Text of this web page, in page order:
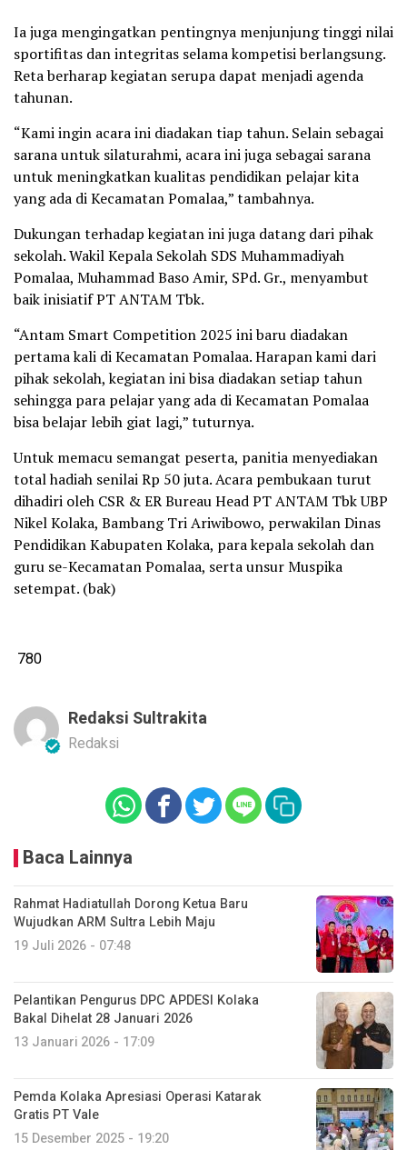
Ia juga mengingatkan pentingnya menjunjung tinggi nilai
sportifitas dan integritas selama kompetisi berlangsung.
Reta berharap kegiatan serupa dapat menjadi agenda
tahunan.
“Kami ingin acara ini diadakan tiap tahun. Selain sebagai
sarana untuk silaturahmi, acara ini juga sebagai sarana
untuk meningkatkan kualitas pendidikan pelajar kita
yang ada di Kecamatan Pomalaa,” tambahnya.
Dukungan terhadap kegiatan ini juga datang dari pihak
sekolah. Wakil Kepala Sekolah SDS Muhammadiyah
Pomalaa, Muhammad Baso Amir, SPd. Gr., menyambut
baik inisiatif PT ANTAM Tbk.
“Antam Smart Competition 2025 ini baru diadakan
pertama kali di Kecamatan Pomalaa. Harapan kami dari
pihak sekolah, kegiatan ini bisa diadakan setiap tahun
sehingga para pelajar yang ada di Kecamatan Pomalaa
bisa belajar lebih giat lagi,” tuturnya.
Untuk memacu semangat peserta, panitia menyediakan
total hadiah senilai Rp 50 juta. Acara pembukaan turut
dihadiri oleh CSR & ER Bureau Head PT ANTAM Tbk UBP
Nikel Kolaka, Bambang Tri Ariwibowo, perwakilan Dinas
Pendidikan Kabupaten Kolaka, para kepala sekolah dan
guru se-Kecamatan Pomalaa, serta unsur Muspika
setempat. (bak)
780
Redaksi Sultrakita
Redaksi
Baca Lainnya
Rahmat Hadiatullah Dorong Ketua Baru
Wujudkan ARM Sultra Lebih Maju
19 Juli 2026 - 07:48
Pelantikan Pengurus DPC APDESI Kolaka
Bakal Dihelat 28 Januari 2026
13 Januari 2026 - 17:09
Pemda Kolaka Apresiasi Operasi Katarak
Gratis PT Vale
15 Desember 2025 - 19:20